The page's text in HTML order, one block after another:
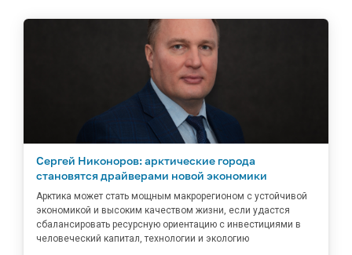
Сергей Никоноров: арктические города
становятся драйверами новой экономики
Арктика может стать мощным макрорегионом с устойчивой
экономикой и высоким качеством жизни, если удастся
сбалансировать ресурсную ориентацию с инвестициями в
человеческий капитал, технологии и экологию